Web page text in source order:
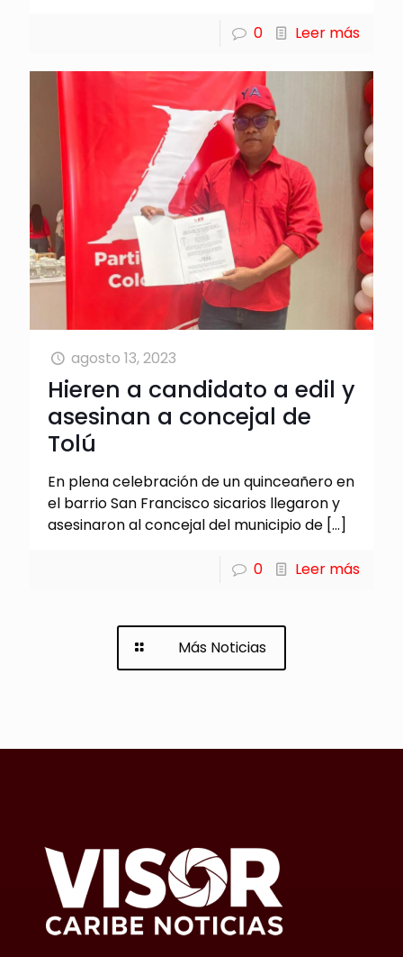
0 Leer más
agosto 13, 2023
Hieren a candidato a edil y
asesinan a concejal de
Tolú
En plena celebración de un quinceañero en
el barrio San Francisco sicarios llegaron y
asesinaron al concejal del municipio de […]
0 Leer más
Más Noticias